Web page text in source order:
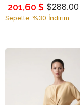
$288.00
201,60 $
Sepette %30 İndirim